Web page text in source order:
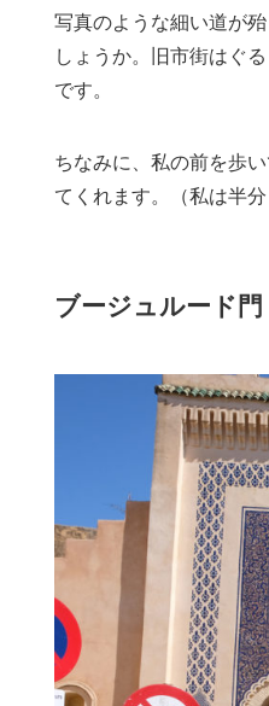
写真のような細い道が
しょうか。旧市街はぐ
です。
ちなみに、私の前を歩
てくれます。（私は半
ブージュルード門